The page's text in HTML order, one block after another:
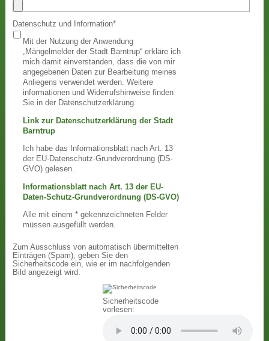
Datenschutz und Information*
Mit der Nutzung der Anwendung
„Mängelmelder der Stadt Barntrup“ erkläre ich
mich damit einverstanden, dass die von mir
angegebenen Daten zur Bearbeitung meines
Anliegens verwendet werden. Weitere
informationen und Widerrufshinweise finden
Sie in der Datenschutzerklärung.
Link zur Datenschutzerklärung der Stadt
Barntrup
Ich habe das Informationsblatt nach Art. 13
der EU-Datenschutz-Grundverordnung (DS-
GVO) gelesen.
Informationsblatt nach Art. 13 der EU-
Daten-Schutz-Grundverordnung (DS-GVO)
Alle mit einem * gekennzeichneten Felder
müssen ausgefüllt werden.
Zum Ausschluss von automatisch übermittelten
Einträgen (Spam), geben Sie den
Sicherheitscode ein, wie er im nachfolgenden
Bild angezeigt wird.
Sicherheitscode
vorlesen: